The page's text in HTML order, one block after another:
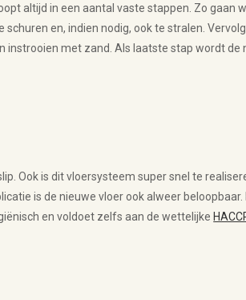
altijd in een aantal vaste stappen. Zo gaan
en, indien nodig, ook te stralen.
instrooien met zand. Als laatste stap wordt
Ook is dit vloersysteem super snel te
is de nieuwe vloer ook alweer
en voldoet zelfs aan de wettelijke